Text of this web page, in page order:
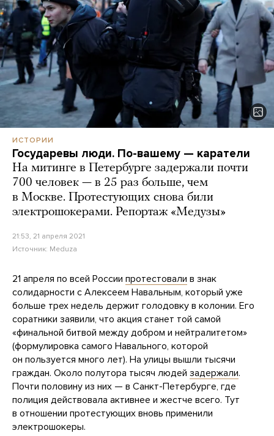
ИСТОРИИ
Государевы люди. По-вашему — каратели
На митинге в Петербурге задержали почти
700 человек — в 25 раз больше, чем
в Москве. Протестующих снова били
электрошокерами. Репортаж «Медузы»
21:53, 21 апреля 2021
Источник: Meduza
21 апреля по всей России протестовали в знак
солидарности с Алексеем Навальным, который уже
больше трех недель держит голодовку в колонии. Его
соратники заявили, что акция станет той самой
«финальной битвой между добром и нейтралитетом»
(формулировка самого Навального, которой
он пользуется много лет). На улицы вышли тысячи
граждан. Около полутора тысяч людей задержали.
Почти половину из них — в Санкт-Петербурге, где
полиция действовала активнее и жестче всего. Тут
в отношении протестующих вновь применили
электрошокеры.